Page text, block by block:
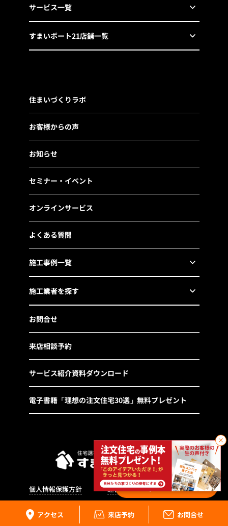
0件／0件
アクセス 来店予約 お問合せ
サービス一覧
すまいポート21店舗一覧
住まいづくりラボ
お客様からの声
お知らせ
セミナー・イベント
オンラインサービス
よくある質問
施工事例一覧
施工業者を探す
お問合せ
来店相談予約
サービス紹介資料ダウンロード
電子書籍「理想の注文住宅30選」無料プレゼント
個人情報保護方針 運営会社 サイトマップ
Copyright©2022 Sumai Port21®.